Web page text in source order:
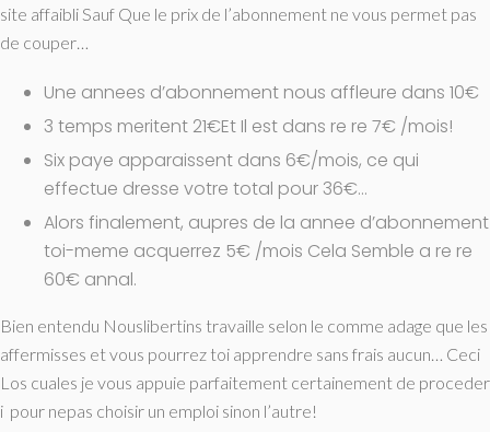
site affaibli Sauf Que le prix de l’abonnement ne vous permet pas
de couper…
Une annees d’abonnement nous affleure dans 10€
3 temps meritent 21€Et Il est dans re re 7€ /mois!
Six paye apparaissent dans 6€/mois, ce qui
effectue dresse votre total pour 36€…
Alors finalement, aupres de la annee d’abonnement
toi-meme acquerrez 5€ /mois Cela Semble a re re
60€ annal.
Bien entendu Nouslibertins travaille selon le comme adage que les
affermisses et vous pourrez toi apprendre sans frais aucun… Ceci
Los cuales je vous appuie parfaitement certainement de proceder
i pour nepas choisir un emploi sinon l’autre!